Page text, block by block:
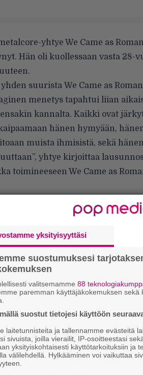
yhtye We Came as
Hän oli kuollessaan vasta 28-
suurista We Came as
menetys tapahtui liian
kannalta. Kaikki ovat
hänen hymyään,
muista ihmisistä, sekä hänen
yhtye kirjoittaa
toimineeseen We Came as
yksityisyyttäsi
suostumuksesi
valitsemamme 88
paremman käyttäjäkokemuksen sekä
suostut tietojesi käyttöön
laitetunnisteita ja tallennamme evästeitä
sivuista, joilla vierailit, IP-osoitteestasi
yksityiskohtaisesti käyttötarkoituksiin ja
välilehdellä. Hylkääminen voi vaikuttaa